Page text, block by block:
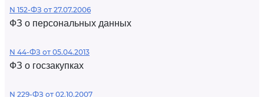
N 152-ФЗ от 27.07.2006
ФЗ о персональных данных
N 44-ФЗ от 05.04.2013
ФЗ о госзакупках
N 229-ФЗ от 02.10.2007